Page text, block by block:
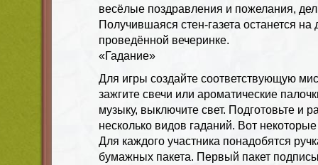
весёлые поздравления и пожелания,
Получившаяся стен-газета останется на
проведённой вечеринке.
«Гадание»
Для игры создайте соответствующую
зажгите свечи или ароматические
музыку, выключите свет. Подготовьте и
несколько видов гаданий. Вот
Для каждого участника понадобятся
бумажных пакета. Первый пакет